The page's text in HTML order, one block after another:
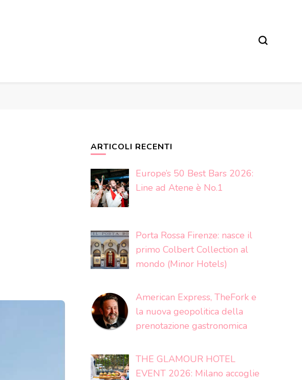
ARTICOLI RECENTI
Europe’s 50 Best Bars 2026:
Line ad Atene è No.1
Porta Rossa Firenze: nasce il
primo Colbert Collection al
mondo (Minor Hotels)
American Express, TheFork e
la nuova geopolitica della
prenotazione gastronomica
THE GLAMOUR HOTEL
EVENT 2026: Milano accoglie